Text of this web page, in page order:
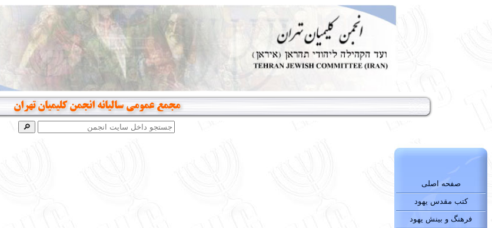
مجمع عمومی سالیانه انجمن کلیمیان تهران
صفحه اصلی
کتب مقدس یهود
فرهنگ و بینش یهود